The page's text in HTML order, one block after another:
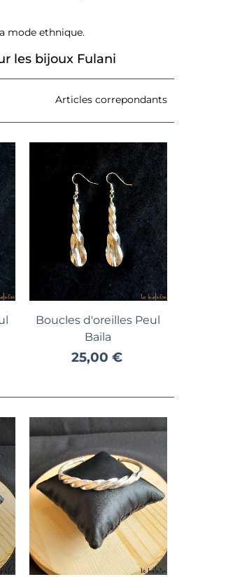
mode ethnique.
les bijoux Fulani
Articles correpondants
Ajouter au panier
Boucles d'oreilles Peul
Baila
25,00 €